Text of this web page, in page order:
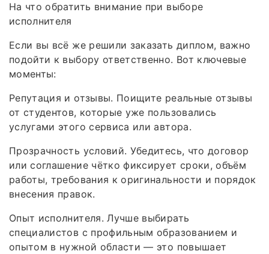
На что обратить внимание при выборе
исполнителя
Если вы всё же решили заказать диплом, важно
подойти к выбору ответственно. Вот ключевые
моменты:
Репутация и отзывы. Поищите реальные отзывы
от студентов, которые уже пользовались
услугами этого сервиса или автора.
Прозрачность условий. Убедитесь, что договор
или соглашение чётко фиксирует сроки, объём
работы, требования к оригинальности и порядок
внесения правок.
Опыт исполнителя. Лучше выбирать
специалистов с профильным образованием и
опытом в нужной области — это повышает